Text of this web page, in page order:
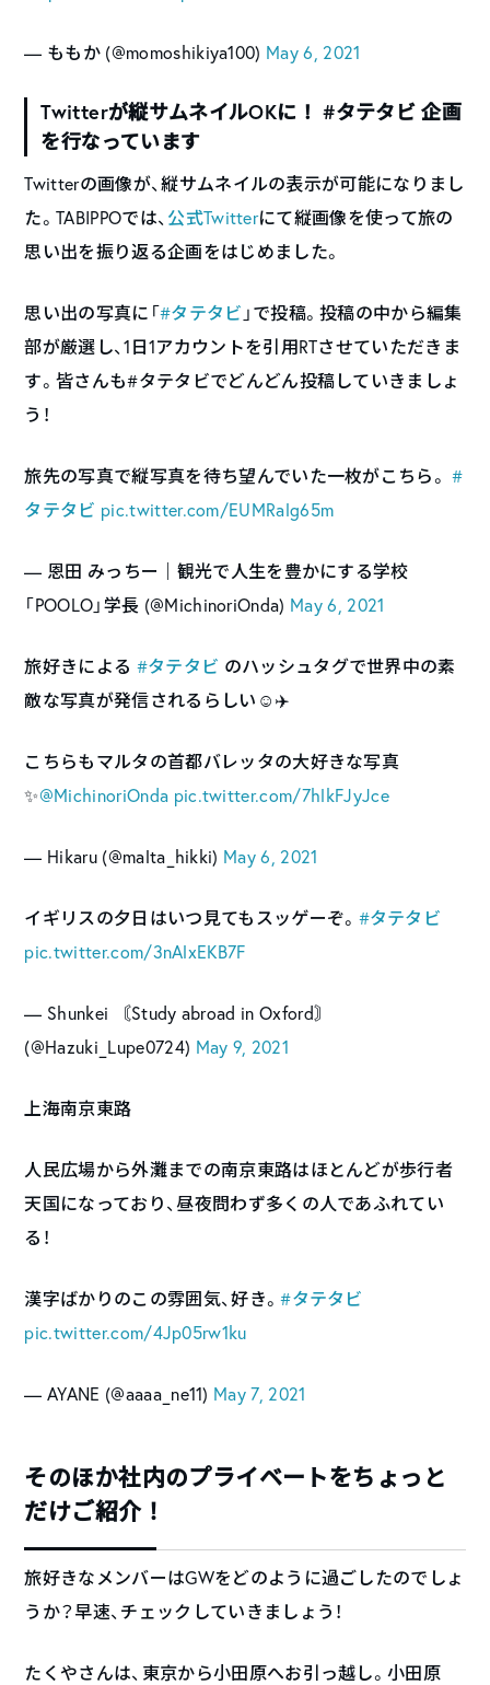
— ももか (@momoshikiya100) May 6, 2021
Twitterが縦サムネイルOKに！ #タテタビ 企画
を行なっています
Twitterの画像が、縦サムネイルの表示が可能になりまし
た。TABIPPOでは、 公式Twitterにて縦画像を使って旅の
思い出を振り返る企画をはじめました。
思い出の写真に「#タテタビ 」で投稿。投稿の中から編集
部が厳選し、1日1アカウントを引用RTさせていただきま
す。皆さんも#タテタビでどんどん投稿していきましょ
う！
旅先の写真で縦写真を待ち望んでいた一枚がこちら。#
タテタビ pic.twitter.com/EUMRalg65m
— 恩田 みっちー｜観光で人生を豊かにする学校
「POOLO」学長 (@MichinoriOnda) May 6, 2021
旅好きによる #タテタビ のハッシュタグで世界中の素
敵な写真が発信されるらしい☺️✈️
こちらもマルタの首都バレッタの大好きな写真
✨@MichinoriOnda pic.twitter.com/7hlkFJyJce
— Hikaru (@malta_hikki) May 6, 2021
イギリスの夕日はいつ見てもスッゲーぞ。 #タテタビ
pic.twitter.com/3nAlxEKB7F
— Shunkei 〘Study abroad in Oxford〙
(@Hazuki_Lupe0724) May 9, 2021
上海南京東路
人民広場から外灘までの南京東路はほとんどが歩行者
天国になっており、昼夜問わず多くの人であふれてい
る！
漢字ばかりのこの雰囲気、好き。#タテタビ
pic.twitter.com/4Jp05rw1ku
— AYANE (@aaaa_ne11) May 7, 2021
そのほか社内のプライベートをちょっと
だけご紹介！
旅好きなメンバーはGWをどのように過ごしたのでしょ
うか？早速、チェックしていきましょう！
たくやさんは、東京から小田原へお引っ越し。小田原